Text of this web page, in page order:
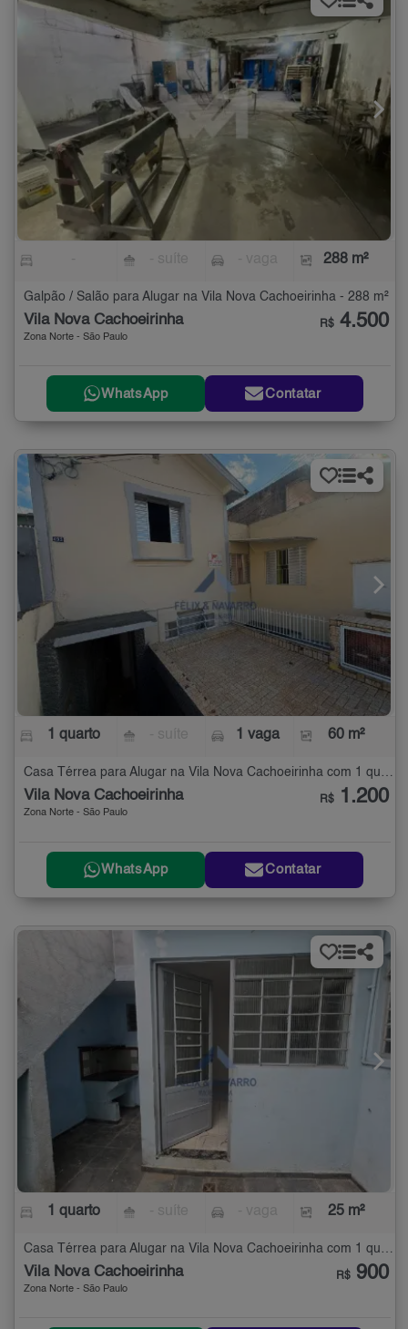
288 m²
Galpão / Salão para Alugar na Vila Nova Cachoeirinha - 288 m²
Vila Nova Cachoeirinha
Zona Norte - São Paulo
R$ 4.500
WhatsApp Contatar
1 quarto 1 vaga 60 m²
Casa Térrea para Alugar na Vila Nova Cachoeirinha com 1 quarto - 60 m²
Vila Nova Cachoeirinha
Zona Norte - São Paulo
R$ 1.200
WhatsApp Contatar
1 quarto 25 m²
Vila Nova Cachoeirinha
Zona Norte - São Paulo
R$ 900